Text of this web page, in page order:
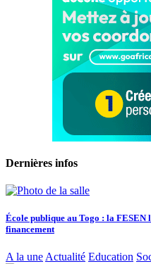
Dernières infos
École publique au Togo : la FESEN
financement
A la une Actualité Education